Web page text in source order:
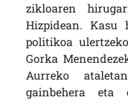
zikloaren
Hizpidean. Kasu
politikoa
Gorka
Aurreko
gainbehera eta